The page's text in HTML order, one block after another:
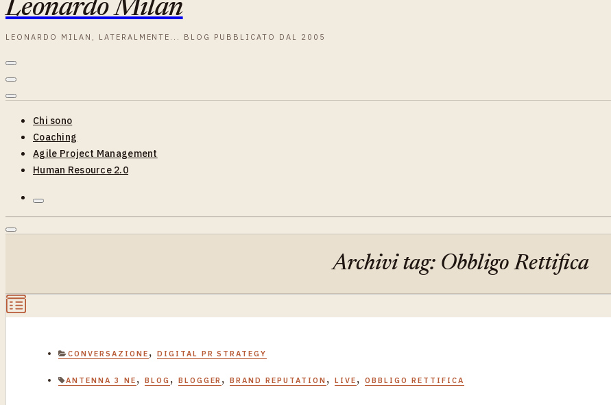
Leonardo Milan
LEONARDO MILAN, LATERALMENTE... BLOG PUBBLICATO DAL 2005
Chi sono
Coaching
Agile Project Management
Human Resource 2.0
Archivi tag: Obbligo Rettifica
CONVERSAZIONE , DIGITAL PR STRATEGY
ANTENNA 3 NE , BLOG , BLOGGER ,BRAND REPUTATION ,LIVE , OBBLIGO RETTIFICA